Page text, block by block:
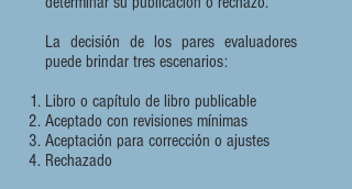
La decisión de los pares evaluadores
puede brindar tres escenarios:
Libro o capítulo de libro publicable
Aceptado con revisiones mínimas
Aceptación para corrección o ajustes​
Rechazado